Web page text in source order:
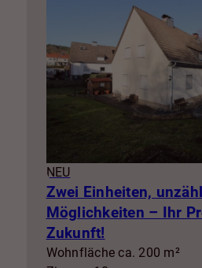
NEU
Zwei Einheiten,
Möglichkeiten – Ihr
Zukunft!
Wohnfläche ca. 200 m²